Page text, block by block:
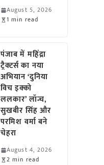
August 5, 2026
1 min read
पंजाब में महिंद्रा
ट्रैक्टर्स का नया
अभियान ‘दुनिया
विच इक्को
ललकार’ लॉन्च,
सुखबीर सिंह और
परमिश वर्मा बने
चेहरा
August 4, 2026
2 min read